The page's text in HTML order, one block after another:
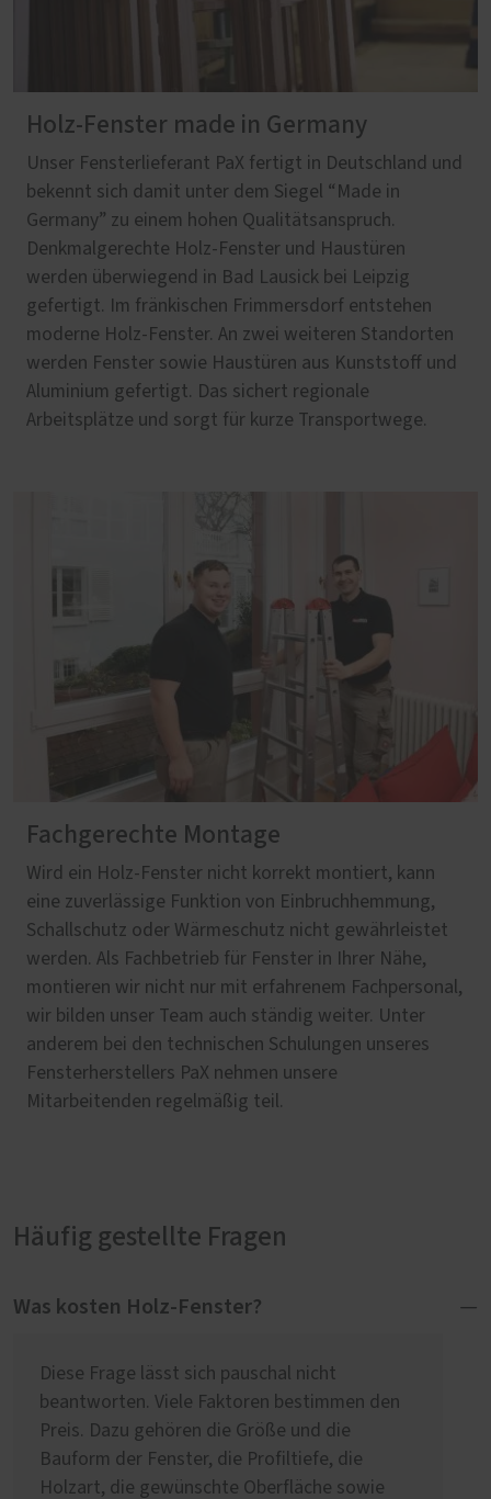
Holz-Fenster made in Germany
Unser Fensterlieferant PaX fertigt in Deutschland und
bekennt sich damit unter dem Siegel “Made in
Germany” zu einem hohen Qualitätsanspruch.
Denkmalgerechte Holz-Fenster und Haustüren
werden überwiegend in Bad Lausick bei Leipzig
gefertigt. Im fränkischen Frimmersdorf entstehen
moderne Holz-Fenster. An zwei weiteren Standorten
werden Fenster sowie Haustüren aus Kunststoff und
Aluminium gefertigt. Das sichert regionale
Arbeitsplätze und sorgt für kurze Transportwege.
Fachgerechte Montage
Wird ein Holz-Fenster nicht korrekt montiert, kann
eine zuverlässige Funktion von Einbruchhemmung,
Schallschutz oder Wärmeschutz nicht gewährleistet
werden. Als Fachbetrieb für Fenster in Ihrer Nähe,
montieren wir nicht nur mit erfahrenem Fachpersonal,
wir bilden unser Team auch ständig weiter. Unter
anderem bei den technischen Schulungen unseres
Fensterherstellers PaX nehmen unsere
Mitarbeitenden regelmäßig teil.
Häufig gestellte Fragen
Was kosten Holz-Fenster?
Diese Frage lässt sich pauschal nicht
beantworten. Viele Faktoren bestimmen den
Preis. Dazu gehören die Größe und die
Bauform der Fenster, die Profiltiefe, die
Holzart, die gewünschte Oberfläche sowie